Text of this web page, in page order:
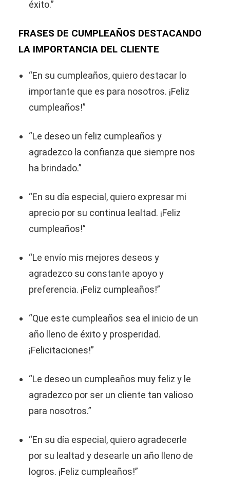
éxito.”
FRASES DE CUMPLEAÑOS DESTACANDO
LA IMPORTANCIA DEL CLIENTE
“En su cumpleaños, quiero destacar lo
importante que es para nosotros. ¡Feliz
cumpleaños!”
“Le deseo un feliz cumpleaños y
agradezco la confianza que siempre nos
ha brindado.”
“En su día especial, quiero expresar mi
aprecio por su continua lealtad. ¡Feliz
cumpleaños!”
“Le envío mis mejores deseos y
agradezco su constante apoyo y
preferencia. ¡Feliz cumpleaños!”
“Que este cumpleaños sea el inicio de un
año lleno de éxito y prosperidad.
¡Felicitaciones!”
“Le deseo un cumpleaños muy feliz y le
agradezco por ser un cliente tan valioso
para nosotros.”
“En su día especial, quiero agradecerle
por su lealtad y desearle un año lleno de
logros. ¡Feliz cumpleaños!”